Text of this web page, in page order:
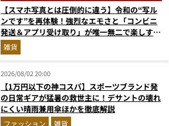
【スマホ写真とは圧倒的に違う】令和の“写ル
ンです”を再体験！強烈なエモさと「コンビニ
発送＆アプリ受け取り」が唯一無二で楽しすぎ
た雑貨
2026/08/02 20:00
【1万円以下の神コスパ】スポーツブランド発
の日常ギアが猛暑の救世主に！デサントの壊れ
にくい晴雨兼用傘ほかを徹底解説
ファッション 雑貨